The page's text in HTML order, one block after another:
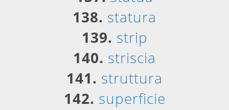
138. statura
139. strip
140. striscia
141. struttura
142. superficie